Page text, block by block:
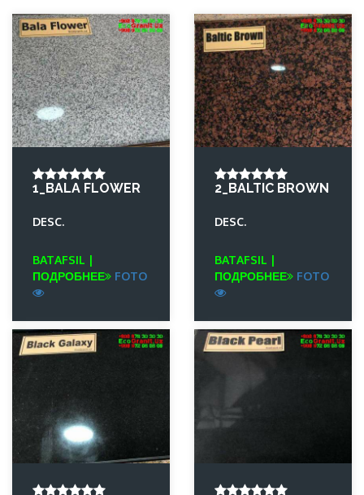
1_BALA FLOWER
DESC.
BATAFSIL |
ПОДРОБНЕЕ
FOTO
2_BALTIC BROWN
DESC.
BATAFSIL |
ПОДРОБНЕЕ
FOTO